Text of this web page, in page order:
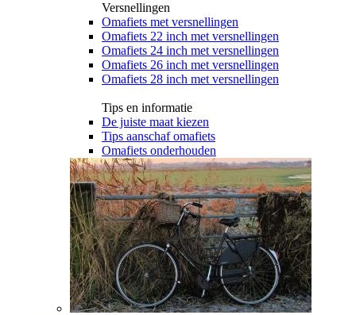
Versnellingen
Omafiets met versnellingen
Omafiets 22 inch met versnellingen
Omafiets 24 inch met versnellingen
Omafiets 26 inch met versnellingen
Omafiets 28 inch met versnellingen
Tips en informatie
De juiste maat kiezen
Tips aanschaf omafiets
Omafiets onderhouden